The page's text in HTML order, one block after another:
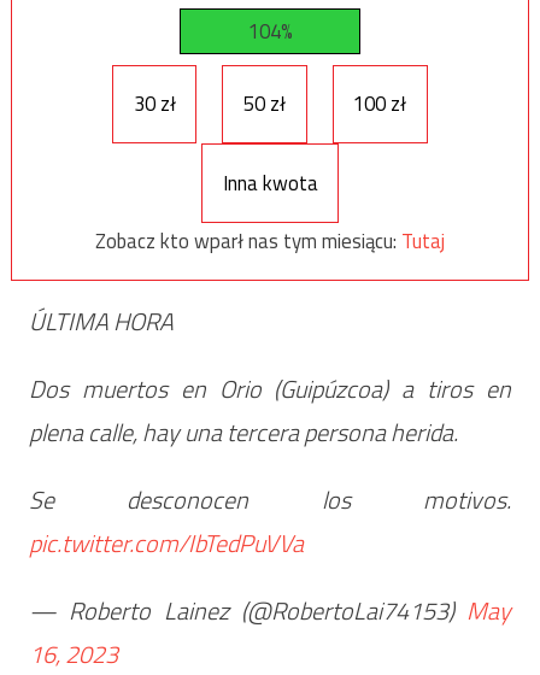
104%
30 zł 50 zł 100 zł
Inna kwota
Zobacz kto wparł nas tym miesiącu: Tutaj
ÚLTIMA HORA
Dos muertos en Orio (Guipúzcoa) a tiros en
plena calle, hay una tercera persona herida.
Se desconocen los motivos.
pic.twitter.com/IbTedPuVVa
— Roberto Lainez (@RobertoLai74153) May
16, 2023